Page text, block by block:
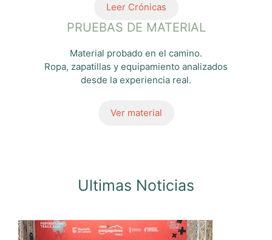
Leer Crónicas
PRUEBAS DE MATERIAL
Material probado en el camino.
Ropa, zapatillas y equipamiento analizados
desde la experiencia real.
Ver material
Ultimas Noticias